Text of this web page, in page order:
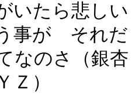
いたら悲しい
事が それだ
なのさ（銀杏
Ｚ）